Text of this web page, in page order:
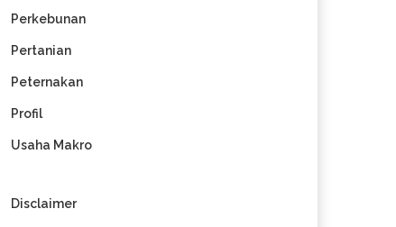
Perkebunan
Pertanian
Peternakan
Profil
Usaha Makro
Disclaimer